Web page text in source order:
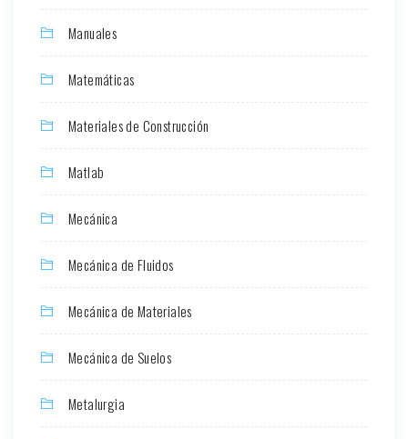
Manuales
Matemáticas
Materiales de Construcción
Matlab
Mecánica
Mecánica de Fluidos
Mecánica de Materiales
Mecánica de Suelos
Metalurgia